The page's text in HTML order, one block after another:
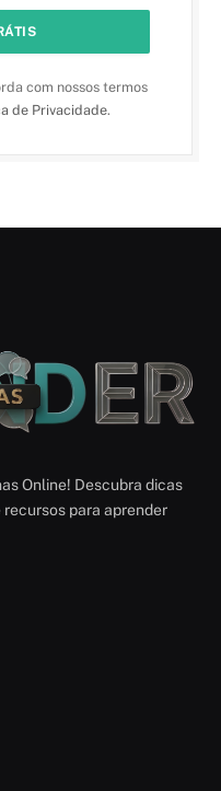
com nossos termos
de Privacidade.
Online! Descubra dicas
para aprender